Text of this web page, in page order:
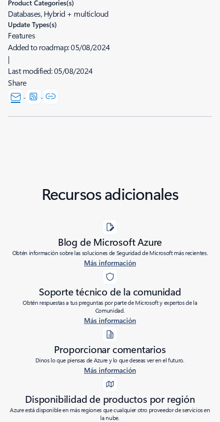
Product Categories(s)
Databases, Hybrid + multicloud
Update Types(s)
Features
Added to roadmap:05/08/2024
|
Last modified:05/08/2024
Share
Recursos adicionales
Blog de Microsoft Azure
Obtén información sobre las soluciones de Seguridad de Microsoft más recientes.
Más información
Soporte técnico de la comunidad
Obtén respuestas a tus preguntas por parte de Microsoft y expertos de la
Comunidad.
Más información
Proporcionar comentarios
Dinos lo que piensas de Azure y lo que deseas ver en el futuro.
Más información
Disponibilidad de productos por región
Azure está disponible en más regiones que cualquier otro proveedor de servicios en
la nube.